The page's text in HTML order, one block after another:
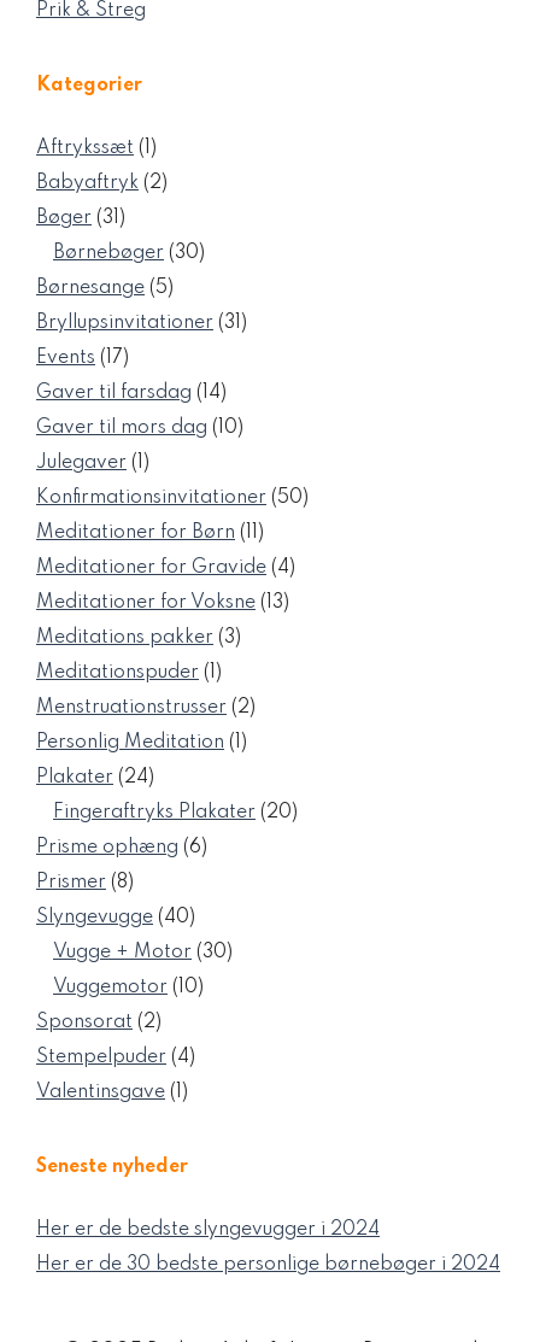
Prik & Streg
Kategorier
Aftrykssæt 11
vare
Babyaftryk 22
Bøger 3131
varer
Børnebøger 3030
Børnesange 55
varer
Bryllupsinvitationer 3131
Events 1717
varer
Gaver til farsdag 1414
varer
Gaver til mors dag 1010
Julegaver 11
vare
Konfirmationsinvitationer 5050
Meditationer for Børn 1111
varer
Meditationer for Gravide 44
Meditationer for Voksne 1313
Meditations pakker 33
Meditationspuder 11
vare
Menstruationstrusser 22
Personlig Meditation 11
Plakater 2424
varer
Fingeraftryks Plakater 2020
Prisme ophæng 66
Prismer 88
varer
Slyngevugge 4040
varer
Vugge + Motor 3030
Vuggemotor 1010
Sponsorat 22
varer
Stempelpuder 44
Valentinsgave 11
Seneste nyheder
Her er de bedste slyngevugger i 2024
Her er de 30 bedste personlige børnebøger i 2024